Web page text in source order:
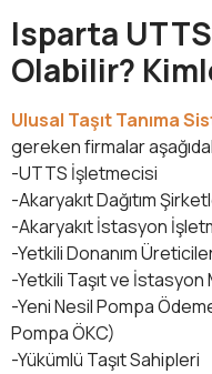
Isparta
Olabilir?
Ulusal Taşıt Tanıma
gereken firmalar
-UTTS İşletmecisi
-Akaryakıt Dağıtım
-Akaryakıt İstasyon
-Yetkili Donanım
-Yetkili Taşıt ve İstasyon
-Yeni Nesil Pompa
Pompa ÖKC)
-Yükümlü Taşıt Sahipleri